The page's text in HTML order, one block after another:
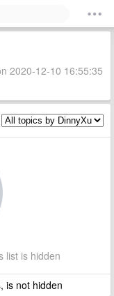
2020-12-10 16:55:35
list is hidden
is not hidden